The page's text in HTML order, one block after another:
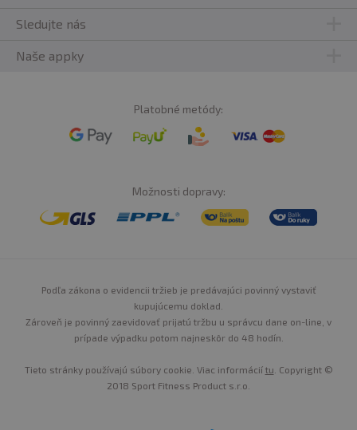
Sledujte nás
Naše appky
Platobné metódy:
Možnosti dopravy:
Podľa zákona o evidencii tržieb je predávajúci povinný vystaviť
kupujúcemu doklad.
Zároveň je povinný zaevidovať prijatú tržbu u správcu dane on-line, v
prípade výpadku potom najneskôr do 48 hodín.
Tieto stránky používajú súbory cookie. Viac informácií tu . Copyright ©
2018 Sport Fitness Product s.r.o.